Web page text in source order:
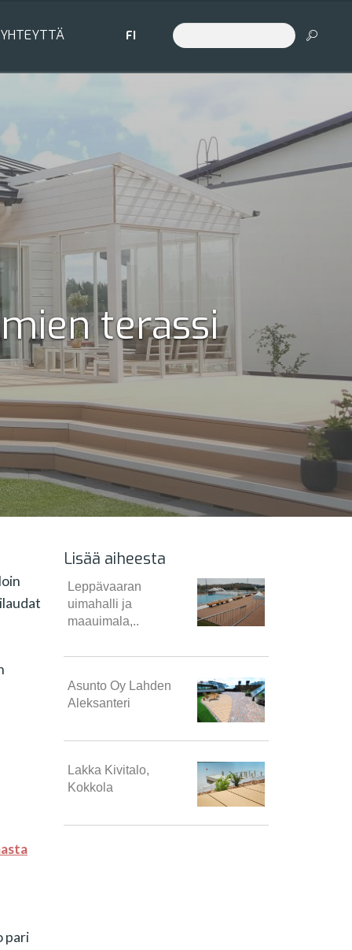
FI
terassi
pari
Lisää aiheesta
Leppävaaran
uimahalli ja
maauimala,..
Asunto Oy Lahden
Aleksanteri
Lakka Kivitalo,
Kokkola